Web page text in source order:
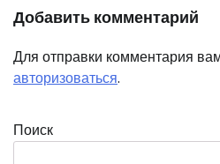
Добавить комментарий
Для отправки комментария
авторизоваться.
Поиск